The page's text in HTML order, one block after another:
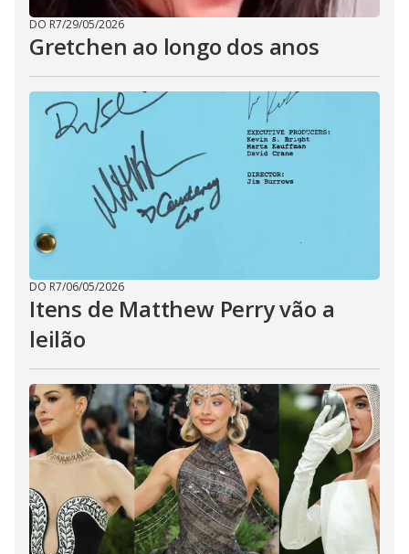
DO R7/29/05/2026
Gretchen ao longo dos anos
DO R7/06/05/2026
Itens de Matthew Perry vão a
leilão